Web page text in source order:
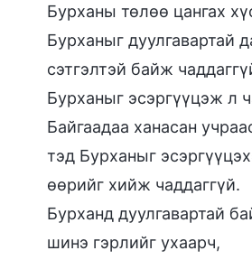
Бурханы төлөө цангах
Бурханыг дуулгавартай
сэтгэлтэй байж
Бурханыг эсэргүүцэж л
Байгаадаа ханасан
тэд Бурханыг
өөрийг хийж чаддаггүй.
Бурханд дуулгавартай
шинэ гэрлийг ухаарч,